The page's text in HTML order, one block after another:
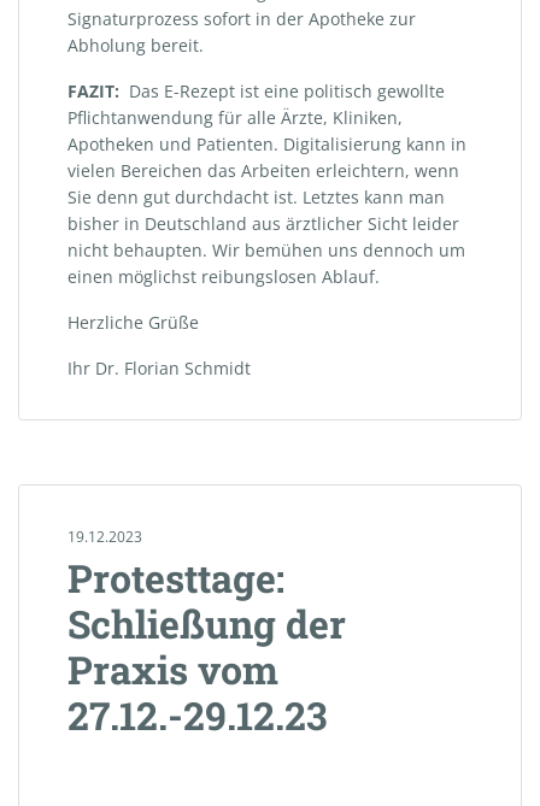
Signaturprozess sofort in der Apotheke zur
Abholung bereit.
FAZIT: Das E-Rezept ist eine politisch gewollte
Pflichtanwendung für alle Ärzte, Kliniken,
Apotheken und Patienten. Digitalisierung kann in
vielen Bereichen das Arbeiten erleichtern, wenn
Sie denn gut durchdacht ist. Letztes kann man
bisher in Deutschland aus ärztlicher Sicht leider
nicht behaupten. Wir bemühen uns dennoch um
einen möglichst reibungslosen Ablauf.
Herzliche Grüße
Ihr Dr. Florian Schmidt
19.12.2023
Protesttage:
Schließung der
Praxis vom
27.12.-29.12.23